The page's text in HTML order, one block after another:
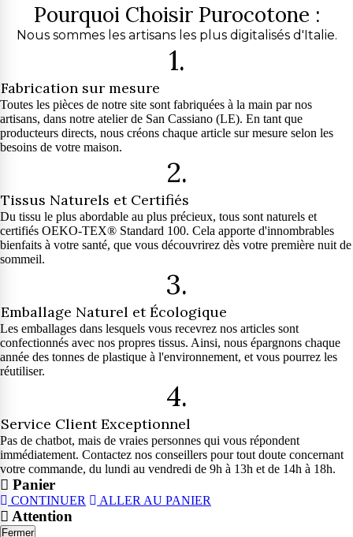
Pourquoi Choisir Purocotone :
Nous sommes les artisans les plus digitalisés d'Italie.
1.
Fabrication sur mesure
Toutes les pièces de notre site sont fabriquées à la main par nos
artisans, dans notre atelier de San Cassiano (LE). En tant que
producteurs directs, nous créons chaque article sur mesure selon les
besoins de votre maison.
2.
Tissus Naturels et Certifiés
Du tissu le plus abordable au plus précieux, tous sont naturels et
certifiés OEKO-TEX® Standard 100. Cela apporte d'innombrables
bienfaits à votre santé, que vous découvrirez dès votre première nuit de
sommeil.
3.
Emballage Naturel et Écologique
Les emballages dans lesquels vous recevrez nos articles sont
confectionnés avec nos propres tissus. Ainsi, nous épargnons chaque
année des tonnes de plastique à l'environnement, et vous pourrez les
réutiliser.
4.
Service Client Exceptionnel
Pas de chatbot, mais de vraies personnes qui vous répondent
immédiatement. Contactez nos conseillers pour tout doute concernant
votre commande, du lundi au vendredi de 9h à 13h et de 14h à 18h.
Panier
CONTINUER ALLER AU PANIER
Attention
Fermer